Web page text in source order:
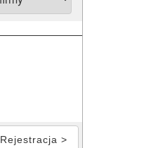
Rejestracja >